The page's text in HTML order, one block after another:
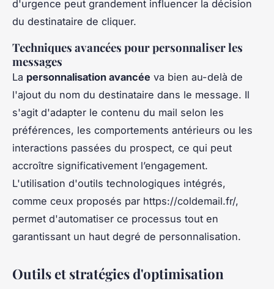
d'urgence peut grandement influencer la décision
du destinataire de cliquer.
Techniques avancées pour personnaliser les
messages
La personnalisation avancée va bien au-delà de
l'ajout du nom du destinataire dans le message. Il
s'agit d'adapter le contenu du mail selon les
préférences, les comportements antérieurs ou les
interactions passées du prospect, ce qui peut
accroître significativement l’engagement.
L'utilisation d'outils technologiques intégrés,
comme ceux proposés par https://coldemail.fr/,
permet d'automatiser ce processus tout en
garantissant un haut degré de personnalisation.
Outils et stratégies d'optimisation